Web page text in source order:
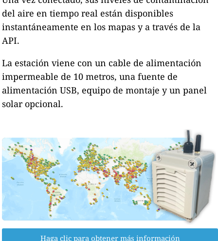
del aire en tiempo real están disponibles
instantáneamente en los mapas y a través de la
API.
La estación viene con un cable de alimentación
impermeable de 10 metros, una fuente de
alimentación USB, equipo de montaje y un panel
solar opcional.
Haga clic para obtener más información